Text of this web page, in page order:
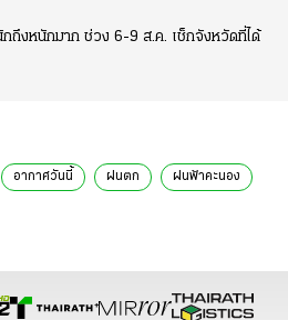
ถึงหนักมาก ช่วง 6-9 ส.ค. เช็กจังหวัดที่ได้
อากาศวันนี้ ฝนตก ฝนฟ้าคะนอง